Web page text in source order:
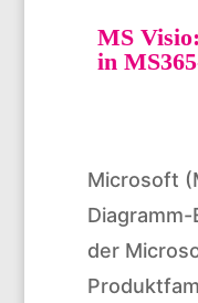
MS
in
Microsoft
der